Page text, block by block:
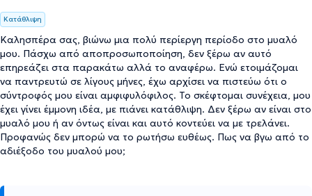
Κατάθλιψη
Καλησπέρα σας, βιώνω μια πολύ περίεργη περίοδο στο μυαλό
μου. Πάσχω από αποπροσωποποίηση, δεν ξέρω αν αυτό
επηρεάζει στα παρακάτω αλλά το αναφέρω. Ενώ ετοιμάζομαι
να παντρευτώ σε λίγους μήνες, έχω αρχίσει να πιστεύω ότι ο
σύντροφός μου είναι αμφιφυλόφιλος. Το σκέφτομαι συνέχεια, μου
έχει γίνει έμμονη ιδέα, με πιάνει κατάθλιψη. Δεν ξέρω αν είναι στο
μυαλό μου ή αν όντως είναι και αυτό κοντεύει να με τρελάνει.
Προφανώς δεν μπορώ να το ρωτήσω ευθέως. Πως να βγω από το
αδιέξοδο του μυαλού μου;